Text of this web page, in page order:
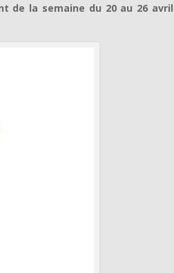
de la semaine du 20 au 26 avril